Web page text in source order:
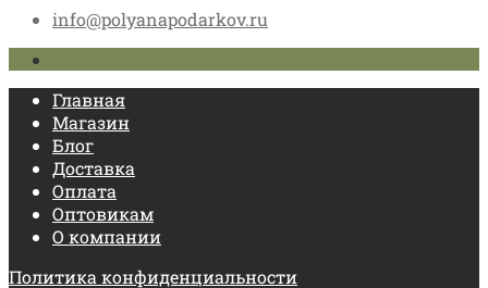
info@polyanapodarkov.ru
Главная
Магазин
Блог
Доставка
Оплата
Оптовикам
О компании
Политика конфиденциальности